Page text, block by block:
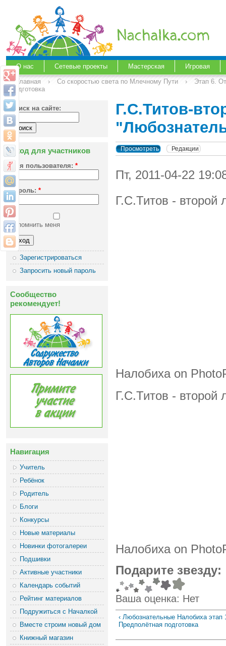
О нас Сетевые проекты Мастерская
Игровая
Главная
› Со скоростью света по Млечному Пути ›
Этап 6.
подготовка
Поиск на сайте:
Вход для участников
Имя пользователя: *
Пароль: *
Запомнить меня
Зарегистрироваться
Запросить новый пароль
Сообщество
рекомендует!
Навигация
Учитель
Ребёнок
Родитель
Блоги
Конкурсы
Новые материалы
Новинки фотогалереи
Подшивки
Активные участники
Календарь событий
Рейтинг материалов
Подружиться с Началкой
Вместе строим новый дом
Книжный магазин
Г.С.Титов-
Просмотреть Редакции
Пт, 2011-04-22
Г.С.Титов - второй
Налобиха on
Г.С.Титов - второй
Налобиха on
Подарите звезду:
Ваша оценка: Нет
‹ Любознательные Налобиха этап
Предполётная подготовка